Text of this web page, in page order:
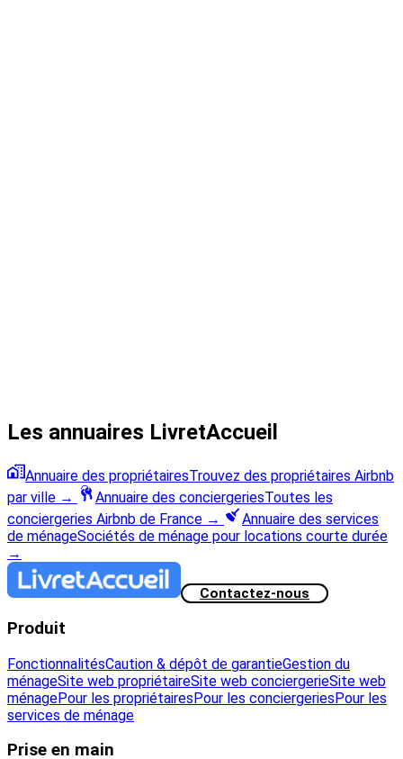
Les annuaires LivretAccueil
Annuaire des propriétairesTrouvez des propriétaires Airbnb
par ville → Annuaire des conciergeriesToutes les
conciergeries Airbnb de France →
Annuaire des services
de ménageSociétés de ménage pour locations courte durée
→
Contactez-nous
Produit
FonctionnalitésCaution & dépôt de garantieGestion du
ménageSite web propriétaireSite web conciergerieSite web
ménagePour les propriétairesPour les conciergeriesPour les
services de ménage
Prise en main